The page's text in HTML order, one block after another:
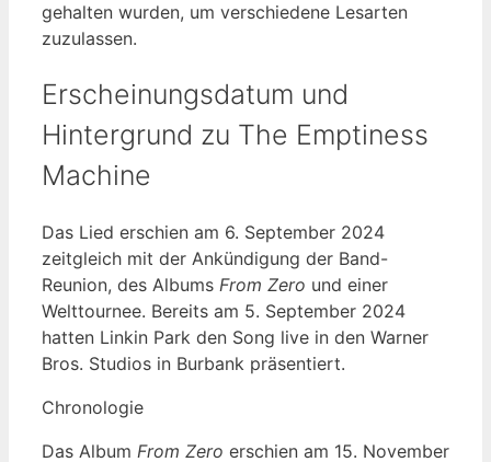
gehalten wurden, um verschiedene Lesarten
zuzulassen.
Erscheinungsdatum und
Hintergrund zu The Emptiness
Machine
Das Lied erschien am 6. September 2024
zeitgleich mit der Ankündigung der Band-
Reunion, des Albums From Zero und einer
Welttournee. Bereits am 5. September 2024
hatten Linkin Park den Song live in den Warner
Bros. Studios in Burbank präsentiert.
Chronologie
Das Album From Zero erschien am 15. November